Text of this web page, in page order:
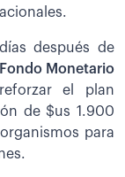
después de
Fondo Monetario
el plan
de $us 1.900
para